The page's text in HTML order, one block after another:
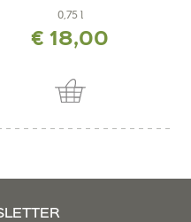
0,75 l
€ 18,00